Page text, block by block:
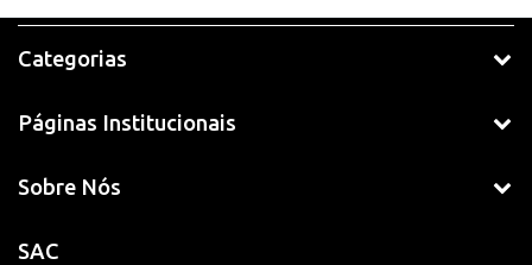
Categorias
Páginas Institucionais
Sobre Nós
SAC